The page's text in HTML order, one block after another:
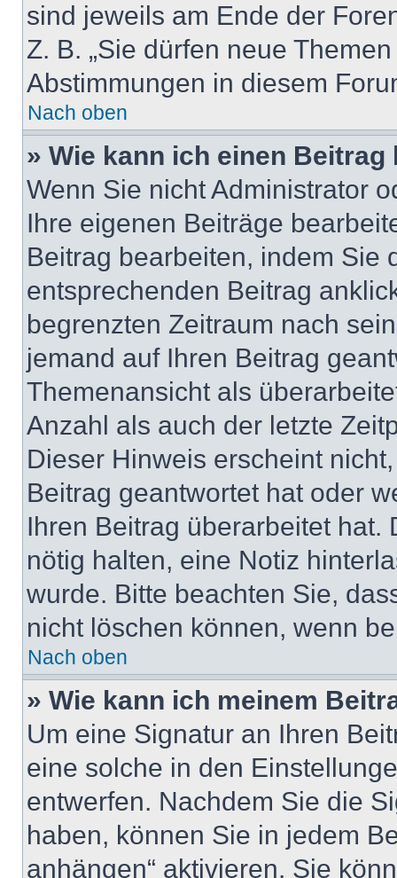
sind jeweils am Ende der
Z. B. „Sie dürfen neue
Abstimmungen in diesem
Nach oben
» Wie kann ich einen
Wenn Sie nicht Administrator
Ihre eigenen Beiträge
Beitrag bearbeiten, indem Sie
entsprechenden Beitrag
begrenzten Zeitraum nach
jemand auf Ihren Beitrag
Themenansicht als
Anzahl als auch der letzte
Dieser Hinweis erscheint
Beitrag geantwortet hat oder
Ihren Beitrag überarbeitet hat.
nötig halten, eine Notiz
wurde. Bitte beachten Sie,
nicht löschen können, wenn
Nach oben
» Wie kann ich meinem
Um eine Signatur an Ihren
eine solche in den
entwerfen. Nachdem Sie die
haben, können Sie in jedem
anhängen“ aktivieren. Sie